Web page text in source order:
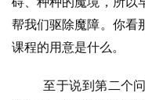
资
讯
帮我们驱除魔障。你看
课程的用意是什么。
至于说到第二个